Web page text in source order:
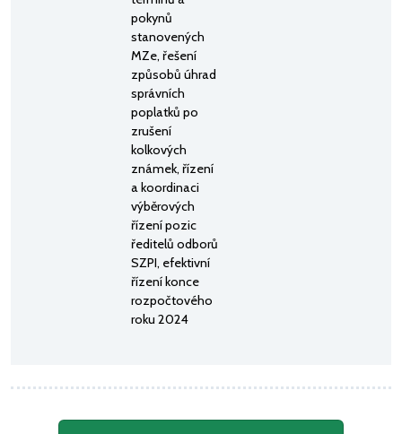
pokynů
stanovených
MZe, řešení
způsobů úhrad
správních
poplatků po
zrušení
kolkových
známek, řízení
a koordinaci
výběrových
řízení pozic
ředitelů odborů
SZPI, efektivní
řízení konce
rozpočtového
roku 2024